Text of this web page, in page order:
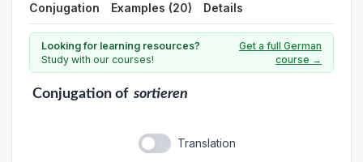
Conjugation Examples (20) Details
Looking for learning resources?
Study with our courses!
Get a full German
course →
Conjugationof sortieren
Translation